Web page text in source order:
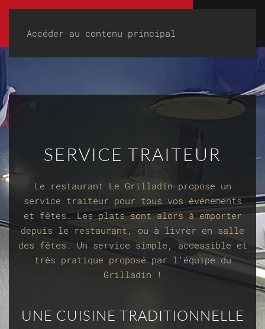
Accéder au contenu principal
SERVICE TRAITEUR
Le restaurant Le Grilladin propose un
service traiteur pour tous vos événements
et fêtes. Les plats sont alors à emporter
depuis le restaurant, ou à livrer en salle
des fêtes. Un service simple, accessible et
très pratique proposé par l’équipe du
Grilladin !
UNE CUISINE TRADITIONNELLE